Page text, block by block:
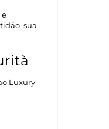
e
sua
Luxury